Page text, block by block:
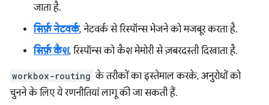
जाता है.
सिर्फ़ नेटवर्क, नेटवर्क से रिस्पॉन्स भेजने को मजबूर करता है.
सिर्फ़ कैश, रिस्पॉन्स को कैश मेमोरी से ज़बरदस्ती दिखाता है.
workbox-routing के तरीकों का इस्तेमाल करके, अनुरोधों को
चुनने के लिए ये रणनीतियां लागू की जा सकती हैं.